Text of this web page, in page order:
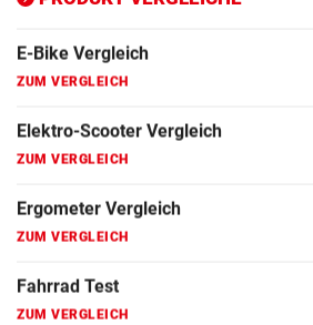
Fahrrad Test
Fahrradanhänger Vergleich
Faszienrolle Vergleich
Hoverboard Vergleich